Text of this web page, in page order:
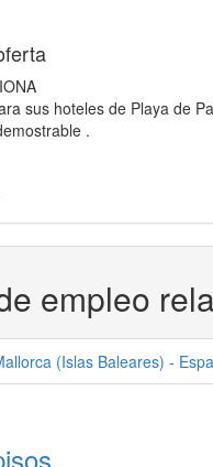
sus hoteles de Playa de
.
empleo
(Islas Baleares) -